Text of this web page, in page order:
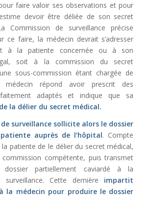
faire valoir ses observations et pour
devoir être déliée de son secret
Commission de surveillance précise
ce faire, la médecin devrait s’adresser
à la patiente concernée ou à son
soit à la commission du secret
sous-commission étant chargée de
médecin répond avoir prescrit des
adaptés et indique que sa
la délier du secret médical.
surveillance sollicite alors le dossier
auprès de l’hôpital. Compte
patiente de le délier du secret médical,
commission compétente, puis transmet
partiellement caviardé à la
surveillance. Cette dernière impartit
la médecin pour produire le dossier